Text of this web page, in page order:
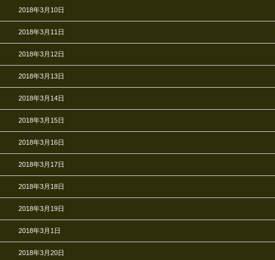
2018年3月10日
2018年3月11日
2018年3月12日
2018年3月13日
2018年3月14日
2018年3月15日
2018年3月16日
2018年3月17日
2018年3月18日
2018年3月19日
2018年3月1日
2018年3月20日